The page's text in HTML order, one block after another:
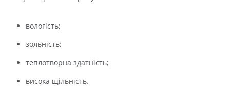
вологість;
зольність;
теплотворна здатність;
висока щільність.